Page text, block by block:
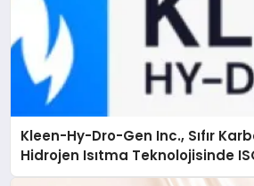
Kleen-Hy-Dro-Gen Inc., Sıfır
Hidrojen Isıtma Teknolojisinde
Düzenleyici Onaylarını Aldı